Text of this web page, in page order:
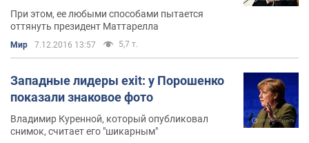
При этом, ее любыми способами пытается
оттянуть президент Маттарелла
Мир 7.12.2016 13:57 5,7 т.
Западные лидеры exit: у Порошенко
показали знаковое фото
Владимир Куренной, который опубликовал
снимок, считает его "шикарным"